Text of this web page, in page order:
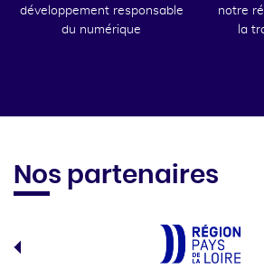
développement responsable
du numérique
notre
la
Nos partenaires